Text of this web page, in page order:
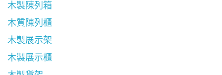
木製陳列箱
木質陳列櫃
木製展示架
木製展示櫃